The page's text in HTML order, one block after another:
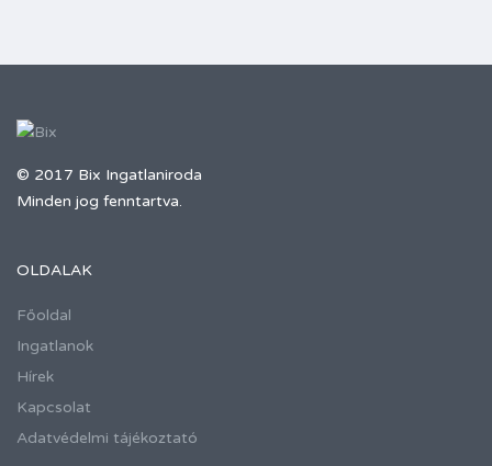
© 2017 Bix Ingatlaniroda
Minden jog fenntartva.
OLDALAK
Főoldal
Ingatlanok
Hírek
Kapcsolat
Adatvédelmi tájékoztató